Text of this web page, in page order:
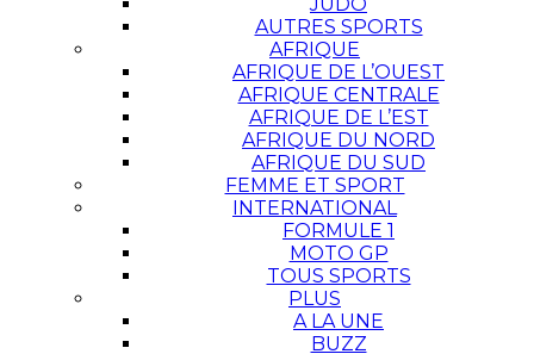
AUTRES SPORTS
AFRIQUE
AFRIQUE DE L’OUEST
AFRIQUE CENTRALE
AFRIQUE DE L’EST
AFRIQUE DU NORD
AFRIQUE DU SUD
FEMME ET SPORT
INTERNATIONAL
FORMULE 1
MOTO GP
TOUS SPORTS
PLUS
A LA UNE
BUZZ